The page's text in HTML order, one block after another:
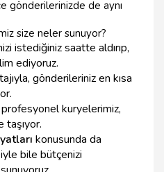
gönderilerinizde de aynı
size neler sunuyor?
istediğiniz saatte aldırıp,
ediyoruz.
gönderileriniz en kısa
kuryelerimiz,
taşıyor.
konusunda da
bile bütçenizi